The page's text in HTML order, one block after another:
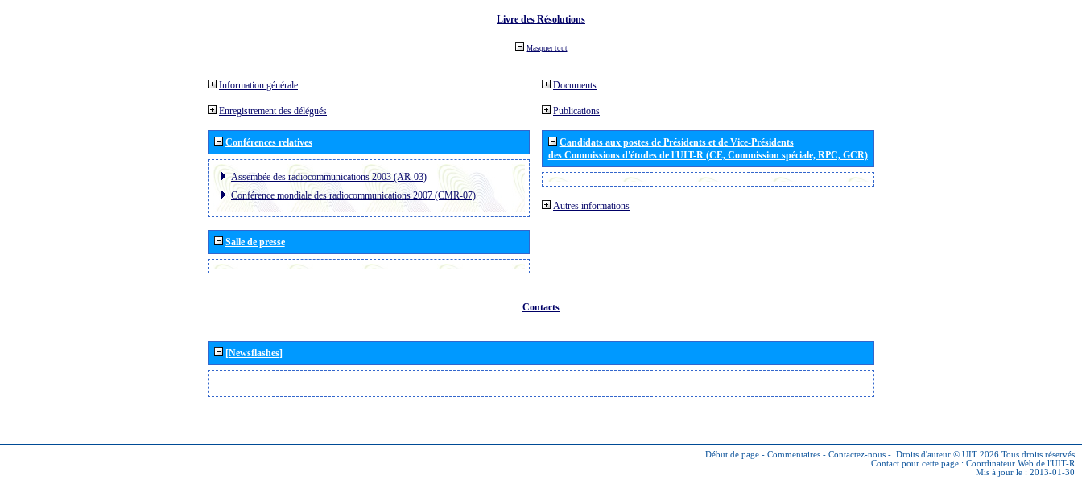
Livre des Résolutions
Masquer tout
Information générale
Enregistrement des délégués
Conférences relatives
Assembée des radiocommunications 2003 (AR-03)
Conférence mondiale des radiocommunications 2007 (CMR-07)
Salle de presse
Documents
Publications
Candidats aux postes de Présidents et de Vice-Présidents
des Commissions d'études de l'UIT-R (CE, Commission spéciale, RPC, GCR)
Autres informations
Contacts
[Newsflashes]
Début de page - Commentaires - Contactez-nous - Droits d'auteur © UIT 2026 Tous droits réservés
Contact pour cette page : Coordinateur Web de l'UIT-R
Mis à jour le : 2013-01-30